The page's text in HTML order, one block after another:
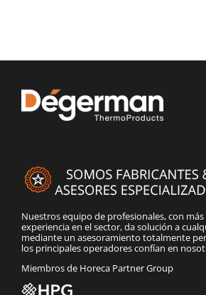
Nuestros equipo de profesionales, con más
experiencia en el sector, da solución a
mediante un asesoramiento totalmente
los principales operadores confían en
Miembros de Horeca Partner Group